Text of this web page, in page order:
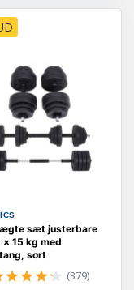
sæt justerbare
15 kg med
sort
(379)